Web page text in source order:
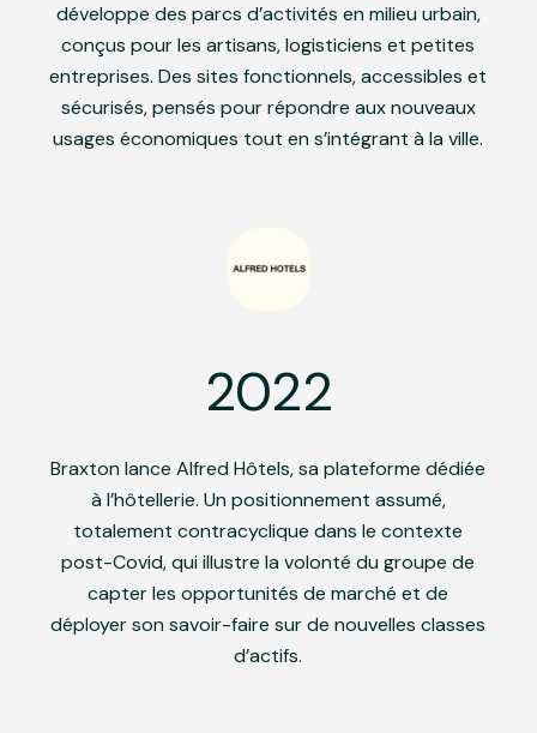
développe des parcs d’activités en milieu urbain,
conçus pour les artisans, logisticiens et petites
entreprises. Des sites fonctionnels, accessibles et
sécurisés, pensés pour répondre aux nouveaux
usages économiques tout en s’intégrant à la ville.
2022
Braxton lance Alfred Hôtels, sa plateforme dédiée
à l’hôtellerie. Un positionnement assumé,
totalement contracyclique dans le contexte
post-Covid, qui illustre la volonté du groupe de
capter les opportunités de marché et de
déployer son savoir-faire sur de nouvelles classes
d’actifs.